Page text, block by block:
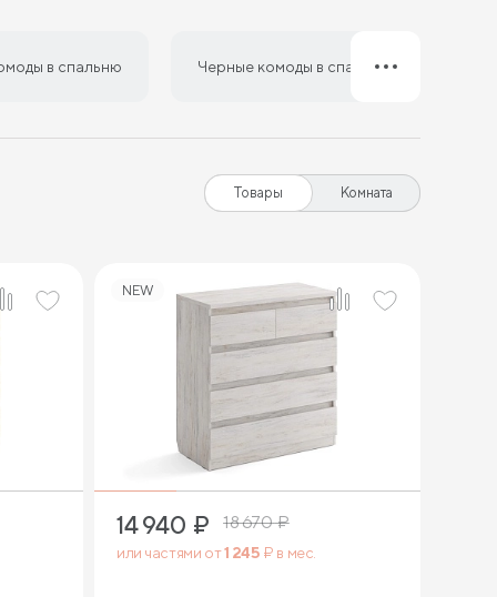
в спальню Черные комоды в спальню
Товары Комната
NEW
14 940 ₽ 18 670₽
или частями от1 245 ₽ в мес.